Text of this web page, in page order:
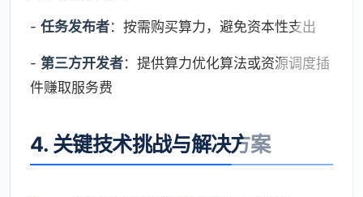
- 任务发布者：按需购买算力，避免资本性支出
- 第三方开发者：提供算力优化算法或资源调度插
件赚取服务费
4. 关键技术挑战与解决方案